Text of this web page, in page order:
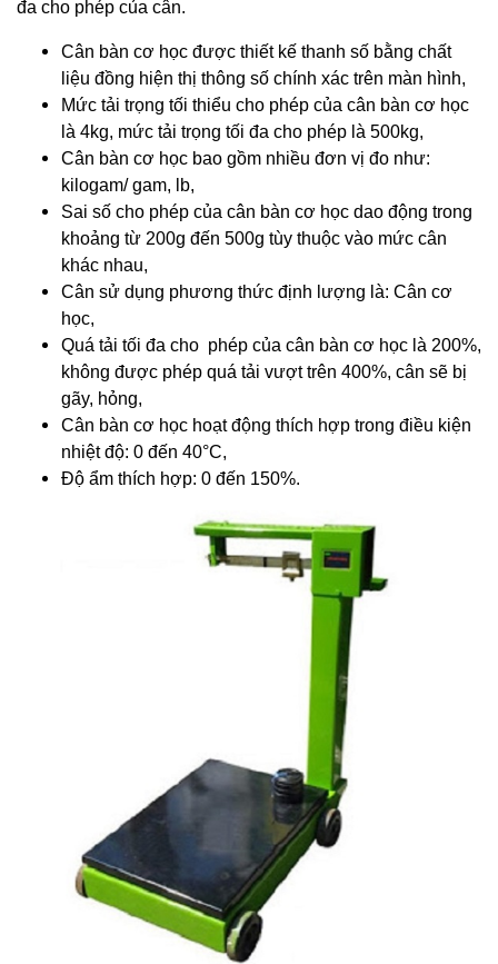
đa cho phép của cân.
Cân bàn cơ học được thiết kế thanh số bằng chất
liệu đồng hiện thị thông số chính xác trên màn hình,
Mức tải trọng tối thiểu cho phép của cân bàn cơ học
là 4kg, mức tải trọng tối đa cho phép là 500kg,
Cân bàn cơ học bao gồm nhiều đơn vị đo như:
kilogam/ gam, lb,
Sai số cho phép của cân bàn cơ học dao động trong
khoảng từ 200g đến 500g tùy thuộc vào mức cân
khác nhau,
Cân sử dụng phương thức định lượng là: Cân cơ
học,
Quá tải tối đa cho phép của cân bàn cơ học là 200%,
không được phép quá tải vượt trên 400%, cân sẽ bị
gãy, hỏng,
Cân bàn cơ học hoạt động thích hợp trong điều kiện
nhiệt độ: 0 đến 40°C,
Độ ẩm thích hợp: 0 đến 150%.